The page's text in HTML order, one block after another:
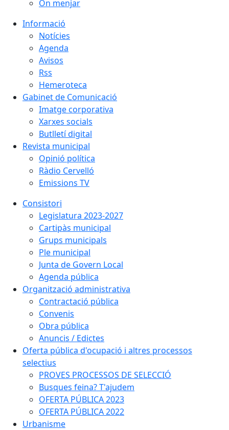
On menjar
Informació
Notícies
Agenda
Avisos
Rss
Hemeroteca
Gabinet de Comunicació
Imatge corporativa
Xarxes socials
Butlletí digital
Revista municipal
Opinió política
Ràdio Cervelló
Emissions TV
Consistori
Legislatura 2023-2027
Cartipàs municipal
Grups municipals
Ple municipal
Junta de Govern Local
Agenda pública
Organització administrativa
Contractació pública
Convenis
Obra pública
Anuncis / Edictes
Oferta pública d'ocupació i altres processos
selectius
PROVES PROCESSOS DE SELECCIÓ
Busques feina? T'ajudem
OFERTA PÚBLICA 2023
OFERTA PÚBLICA 2022
Urbanisme